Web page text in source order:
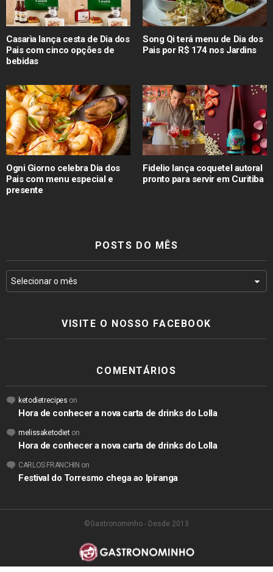
Casarìa lança cesta de Dia dos
Pais com cinco opções de
bebidas
Song Qi terá menu de Dia dos
Pais por R$ 174 nos Jardins
Ogni Giorno celebra Dia dos
Pais com menu especial e
presente
Fidelio lança coquetel autoral
pronto para servir em Curitiba
POSTS DO MÊS
VISITE O NOSSO FACEBOOK
COMENTÁRIOS
ketodietrecipes on
Hora de conhecer a nova carta de drinks do Lolla
melissaketodieton
Hora de conhecer a nova carta de drinks do Lolla
CARLOS FRANCHIN on
Festival do Torresmo chega ao Ipiranga
©Gastronominho - Desde 2013